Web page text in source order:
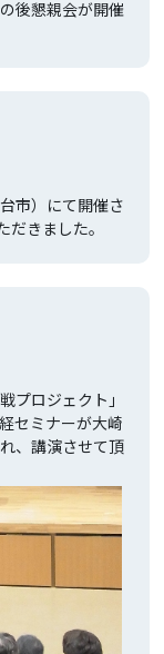
後懇親会が開催
市）にて開催さ
きました。
プロジェクト」
セミナーが大崎
、講演させて頂